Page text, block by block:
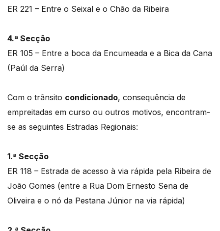
ER 221 – Entre o Seixal e o Chão da Ribeira
4.ª Secção
ER 105 – Entre a boca da Encumeada e a Bica da Cana
(Paúl da Serra)
Com o trânsito condicionado, consequência de
empreitadas em curso ou outros motivos, encontram-
se as seguintes Estradas Regionais:
1.ª Secção
ER 118 – Estrada de acesso à via rápida pela Ribeira de
João Gomes (entre a Rua Dom Ernesto Sena de
Oliveira e o nó da Pestana Júnior na via rápida)